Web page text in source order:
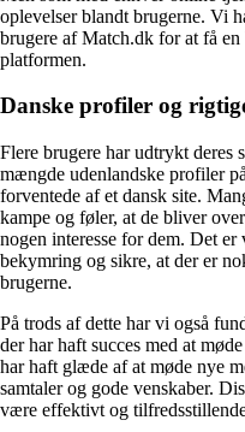
oplevelser blandt brugerne. Vi
brugere af Match.dk for at få en
platformen.
Danske profiler og
Flere brugere har udtrykt deres
mængde udenlandske profiler
forventede af et dansk site.
kampe og føler, at de bliver
nogen interesse for dem. Det
bekymring og sikre, at der er
brugerne.
På trods af dette har vi også
der har haft succes med at
har haft glæde af at møde nye
samtaler og gode venskaber.
være effektivt og